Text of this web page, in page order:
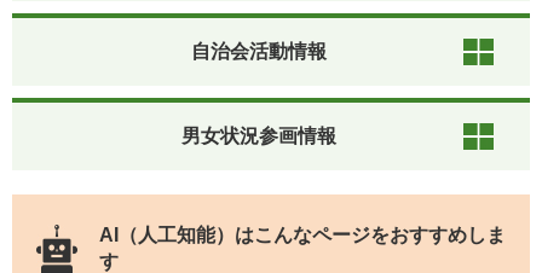
自治会活動情報
男女状況参画情報
AI（人工知能）はこんなページをおすすめしま
す